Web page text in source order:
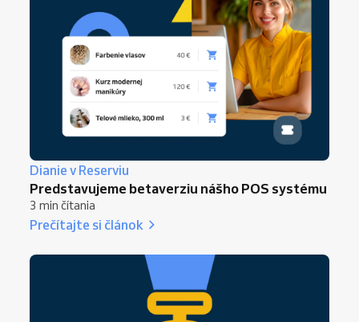
Dianie v Reserviu
Predstavujeme betaverziu nášho POS systému
3 min čítania
Prečítajte si článok